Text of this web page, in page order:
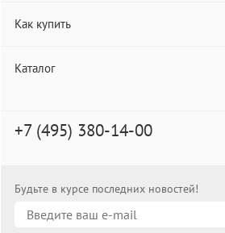
Как купить
Каталог
+7 (495) 380-14-00
Будьте в курсе последних новостей!